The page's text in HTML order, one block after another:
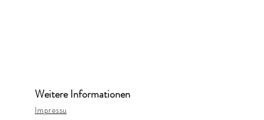
Weitere Informationen
Impressu